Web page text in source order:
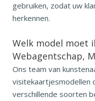
gebruiken, zodat uw
herkennen.
Welk model moet
Webagentschap,
Ons team van
visitekaartjesmodellen
verschillende soorten